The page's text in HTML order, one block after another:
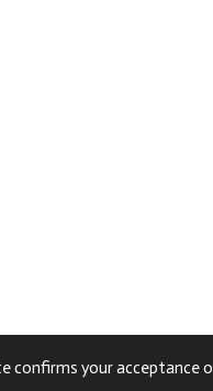
confirms your acceptance